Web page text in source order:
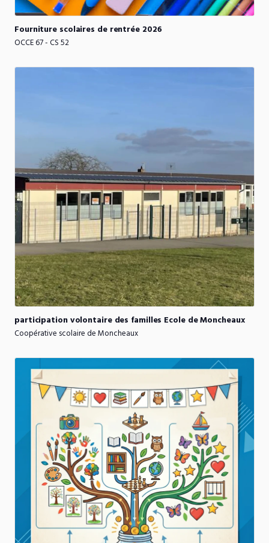
Fourniture scolaires de rentrée 2026
OCCE 67 - CS 52
participationvolontaire des familles Ecole deMoncheaux
Coopérative scolaire de Moncheaux